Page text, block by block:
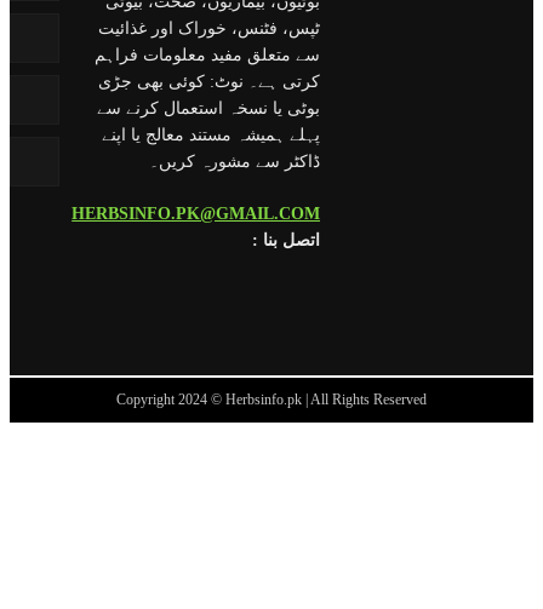
ٹپس، فٹنس، خوراک اور غذائیت
سے متعلق مفید معلومات فراہم
کرتی ہے۔ نوٹ: کوئی بھی جڑی
بوٹی یا نسخہ استعمال کرنے سے
پہلے ہمیشہ مستند معالج یا اپنے
ڈاکٹر سے مشورہ کریں۔
HERBSINFO.PK@GMAIL.COM
: اتصل بنا
Copyright 2024 © Herbsinfo.pk | All Rights Reserved